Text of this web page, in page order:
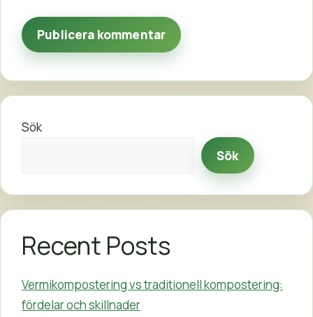
Sök
Sök
Recent Posts
Vermikompostering vs traditionell kompostering:
fördelar och skillnader